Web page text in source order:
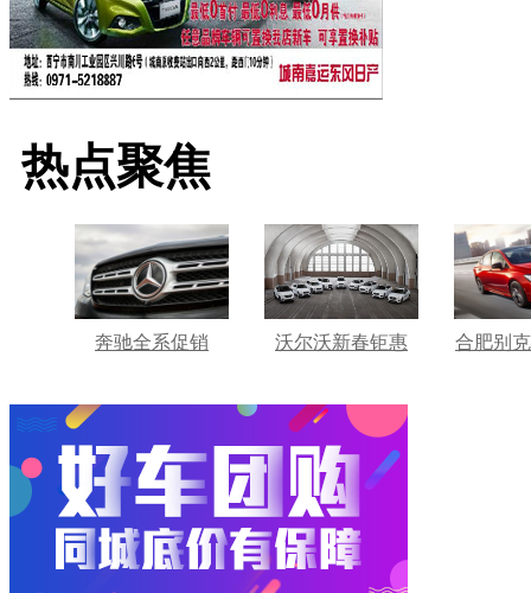
热点聚焦
奔驰全系促销 沃尔沃新春钜惠 合肥别